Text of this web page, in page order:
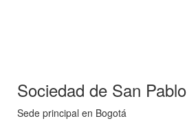
Sociedad de San Pablo
Sede principal en Bogotá